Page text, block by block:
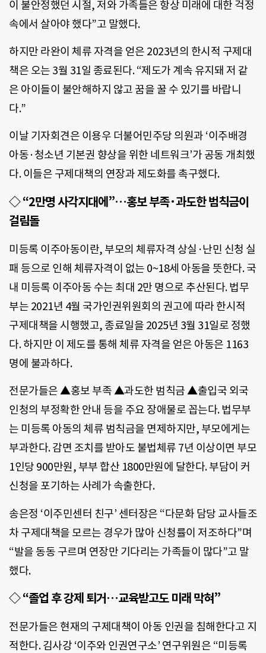
이 불안정했던 시절, 저와 가족들은 항상 미래에 대한 걱정
속에서 살아야 했다”고 말했다.
하지만 라완이 체류 자격을 얻은 2023년의 한시적 구제대
책은 오는 3월 31일 종료된다. “제도가 계속 유지돼 저 같
은 아이들이 불안해하지 않고 꿈을 꿀 수 있기를 바랍니
다.”
이날 기자회견은 이용우 더불어민주당 의원과 ‘이주배경
아동·청소년 기본권 향상을 위한 네트워크’가 공동 개최했
다. 이들은 구제대책의 연장과 제도화를 촉구했다.
◇“2만명 사각지대에”…홍보 부족·과도한 범칙금이
걸림돌
미등록 이주아동이란, 부모의 체류자격 상실·난민 신청 실
패 등으로 인해 체류자격이 없는 0~18세 아동을 뜻한다. 국
내 미등록 이주아동 수는 최대 2만 명으로 추산된다. 법무
부는 2021년 4월 국가인권위원회의 권고에 따라 한시적
구제대책을 시행했고, 종료일을 2025년 3월 31일로 정했
다. 하지만 이 제도를 통해 체류 자격을 얻은 아동은 1163
명에 불과하다.
전문가들은 ▲홍보 부족 ▲과도한 범칙금 ▲출입국 외국
인청의 부정확한 안내 등을 주요 장애물로 꼽는다. 법무부
는 미등록 아동의 체류 범칙금을 면제하지만, 부모에게는
부과한다. 감면 조치를 받아도 불법체류 7년 이상이면 부모
1인당 900만원, 부부 합산 1800만원에 달한다. 부담이 커
신청을 포기하는 사례가 속출한다.
송은정 ‘이주민센터 친구’ 센터장은 “다문화 담당 교사들조
차 구제대책을 모르는 경우가 많아 신청률이 저조하다”며
“발을 동동 구르며 연장만 기다리는 가족들이 많다”고 말
했다.
◇“졸업 후 강제 퇴거…교육받고도 미래 막혀”
전문가들은 현재의 구제대책이 아동 인권을 침해한다고 지
적한다. 김사강 ‘이주와 인권연구소’ 연구위원은 “미등록